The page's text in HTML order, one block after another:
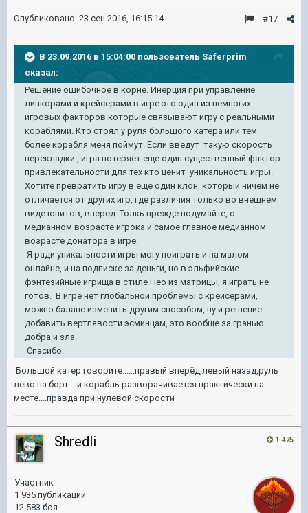
#17
Опубликовано: 23 сен 2016, 16:15:14
В 23.09.2016 в 15:04:00 пользователь Saferprim
сказал:
Решение ошибочное в корне. Инерция при управление
линкорами и крейсерами в игре это один из немногих
игровых факторов которые связывают игру с реальными
кораблями. Кто стоял у руля большого катера или тем
более корабля меня поймут. Если введут такую скорость
перекладки , игра потеряет еще один существенный фактор
привлекательности для тех кто ценит уникальность игры.
Хотите превратить игру в еще один клон, который ничем не
отличается от других игр, где различия только во внешнем
виде юнитов, вперед. Толкь прежде подумайте, о
медианном возрасте игрока и самое главное медианном
возрасте донатора в игре.
Я ради уникальности игры могу поиграть и на малом
онлайне, и на подписке за деньги, но в эльфийские
фэнтезийные игрища в стиле Нео из матрицы, я играть не
готов. В игре нет глобальной проблемы с крейсерами,
можно баланс изменить другим способом, ну и решение
добавить вертлявости эсминцам, это вообще за гранью
добра и зла.
Спасибо.
Большой катер говорите......правый вперёд,левый назад,руль
лево на борт....и корабль разворачивается практически на
месте....правда при нулевой скорости
1 475
Shredli
Участник
1 935 публикаций
12 583 боя